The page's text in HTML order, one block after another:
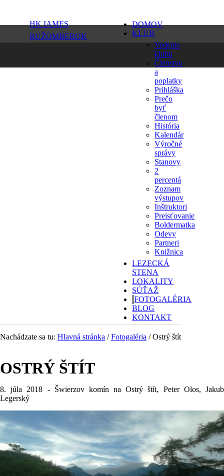
HK IAMES
RUŽOMBEROK
DOMOV
KLUB
Vedenie
klubu
Členstvo
a
poplatky
Prihláška
Prečo
byť
členom
História
Kalendár
Výročné
správy
Stanovy
2
percentá
Zoznam
výstupov
Inštruktori
Preisťovanie
Boldermatka
Odevy
Partneri
Knižnica
LEZECKÁ
STENA
LOKALITY
SÚŤAŽ
FOTOGALÉRIA
BLOG
KONTAKT
Nachádzate sa tu: Hlavná stránka /Fotogaléria /Ostrý štít
OSTRÝ ŠTÍT
8. júla 2018 - Šwierzov komín na Ostrý štít, Peter Olos, Jakub
Legerský